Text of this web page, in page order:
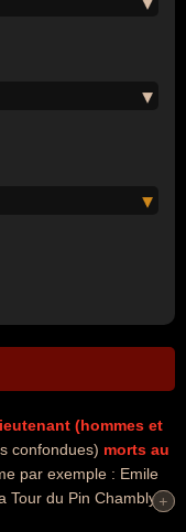
(hommes et
confondues) morts au
par exemple : Emile
Tour du Pin Chambly+
+